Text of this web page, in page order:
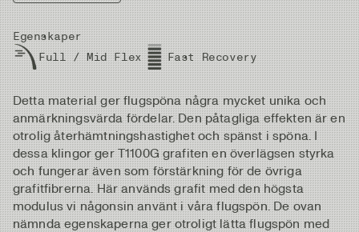
Egenskaper
Full / Mid Flex
Fast Recovery
Detta material ger flugspöna några mycket unika och
anmärkningsvärda fördelar. Den påtagliga effekten är en
otrolig återhämtningshastighet och spänst i spöna. I
dessa klingor ger T1100G grafiten en överlägsen styrka
och fungerar även som förstärkning för de övriga
grafitfibrerna. Här används grafit med den högsta
modulus vi någonsin använt i våra flugspön. De ovan
nämnda egenskaperna ger otroligt lätta flugspön med